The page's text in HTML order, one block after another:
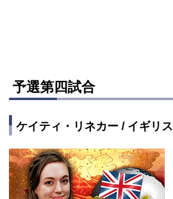
予選第四試合
ケイティ・リネカー / イギリス